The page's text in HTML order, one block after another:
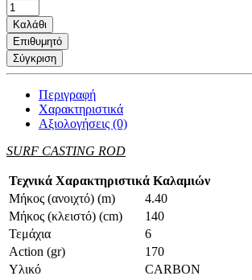
Καλάθι
Επιθυμητό
Σύγκριση
Περιγραφή
Χαρακτηριστικά
Αξιολογήσεις (0)
SURF CASTING ROD
Τεχνικά Χαρακτηριστικά Καλαμιών
Μήκος (ανοιχτό) (m)
4.40
Μήκος (κλειστό) (cm)
140
Τεμάχια
6
Action (gr)
170
Υλικό
CARBON